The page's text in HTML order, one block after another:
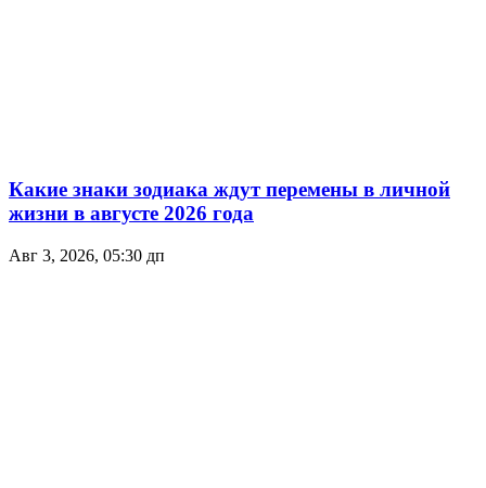
Какие знаки зодиака ждут перемены в личной
жизни в августе 2026 года
Авг 3, 2026, 05:30 дп